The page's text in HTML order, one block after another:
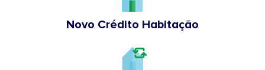
Novo Crédito Habitação